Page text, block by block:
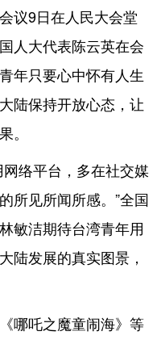
议9日在人民大会堂
人大代表陈云英在会
年只要心中怀有人生
陆保持开放心态，让
。
络平台，多在社交媒
所见所闻所感。”全国
敏洁期待台湾青年用
陆发展的真实图景，
吒之魔童闹海》等